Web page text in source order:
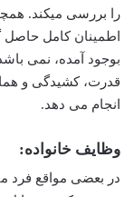
را بررسی میکند.
اطمینان کامل حاصل
بوجود آمده، نمی
قدرت، کشیدگی و
انجام می دهد.
وظایف خانواده:
در بعضی مواقع فرد